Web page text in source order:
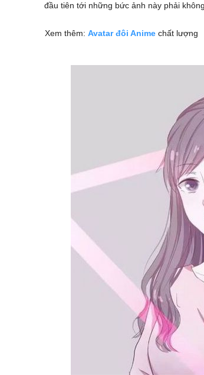
đầu tiên tới những bức ảnh này phải
Xem thêm: Avatar đôi Anime chất lượng